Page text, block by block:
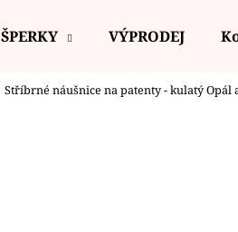
ŠPERKY VÝPRODEJ
Stříbrné náušnice na patenty - kulatý Opál
Co potřebujete najít?